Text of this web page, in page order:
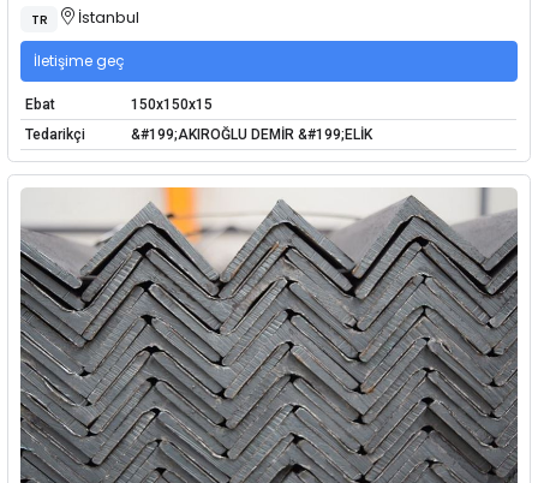
TR İstanbul
İletişime geç
Ebat
150x150x15
Tedarikçi
&#199;AKIROĞLU DEMİR &#199;ELİK